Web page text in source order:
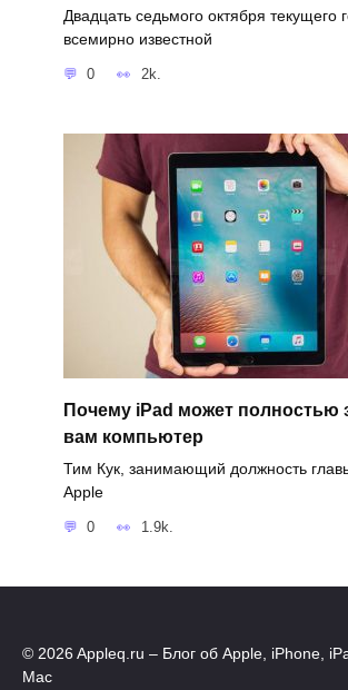
Двадцать седьмого октября текущего
всемирно известной
0 2k.
Почему iPad может полностью
вам компьютер
Тим Кук, занимающий должность
Apple
0 1.9k.
© 2026 Appleq.ru – Блог об Apple, iPhone,
Mac